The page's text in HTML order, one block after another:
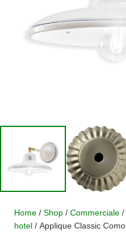
Home / Shop / Commerciale /
hotel / Applique Classic Como